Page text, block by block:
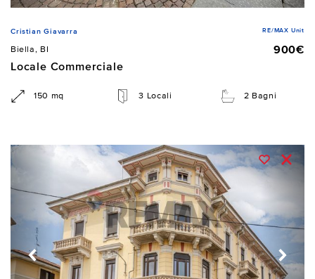
Cristian Giavarra RE/MAX Unit
Biella, BI
900€
Locale Commerciale
150 mq 3 Locali 2 Bagni